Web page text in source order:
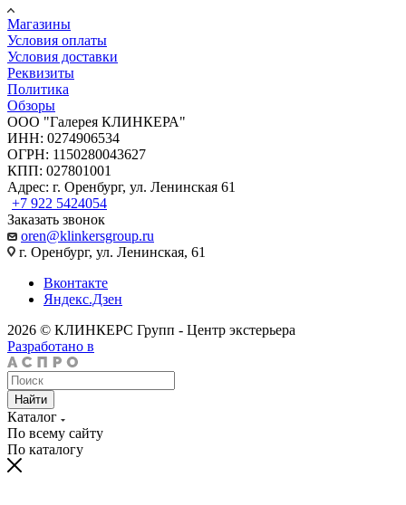
Магазины
Условия оплаты
Условия доставки
Реквизиты
Политика
Обзоры
ООО "Галерея КЛИНКЕРА"
ИНН: 0274906534
ОГРН: 1150280043627
КПП: 027801001
Адрес: г. Оренбург, ул. Ленинская 61
+7 922 5424054
Заказать звонок
oren@klinkersgroup.ru
г. Оренбург, ул. Ленинская, 61
Вконтакте
Яндекс.Дзен
2026 © КЛИНКЕРС Групп - Центр экстерьера
Разработано в
Найти
Каталог
По всему сайту
По каталогу